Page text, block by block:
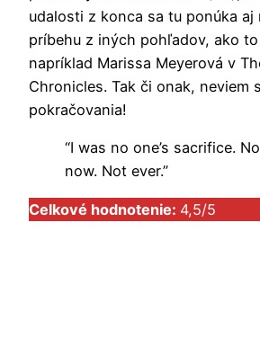
udalosti z konca sa tu ponúka aj
príbehu z iných pohľadov, ako
napríklad Marissa Meyerová v
Chronicles. Tak či onak, neviem
pokračovania!
“I was no one’s sacrifice.
now. Not ever.”
Celkové hodnotenie: 4,5/5